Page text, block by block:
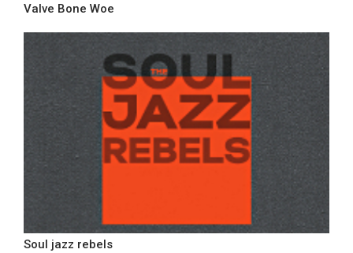
Valve Bone Woe
Soul jazz rebels